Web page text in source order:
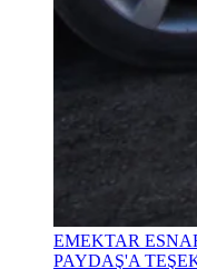
EMEKTAR
PAYDAŞ'A